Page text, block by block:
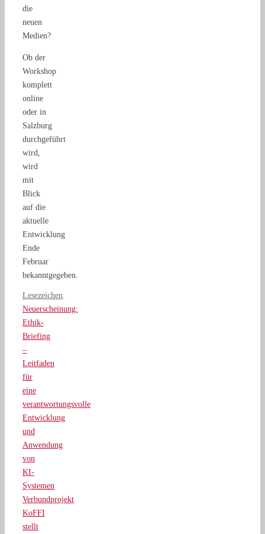
die
neuen
Medien?
Ob der
Workshop
komplett
online
oder in
Salzburg
durchgeführt
wird,
wird
mit
Blick
auf die
aktuelle
Entwicklung
Ende
Februar
bekanntgegeben.
Lesezeichen
Neuerscheinung:
Ethik-
Briefing
–
Leitfaden
für
eine
verantwortungsvolle
Entwicklung
und
Anwendung
von
KI-
Systemen
Verbundprojekt
KoFFI
stellt